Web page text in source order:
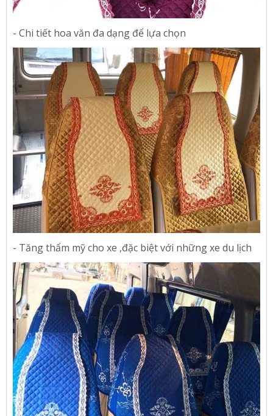
- Chi tiết hoa văn đa dạng để lựa chọn
- Tăng thẩm mỹ cho xe ,đặc biệt với những xe du lịch